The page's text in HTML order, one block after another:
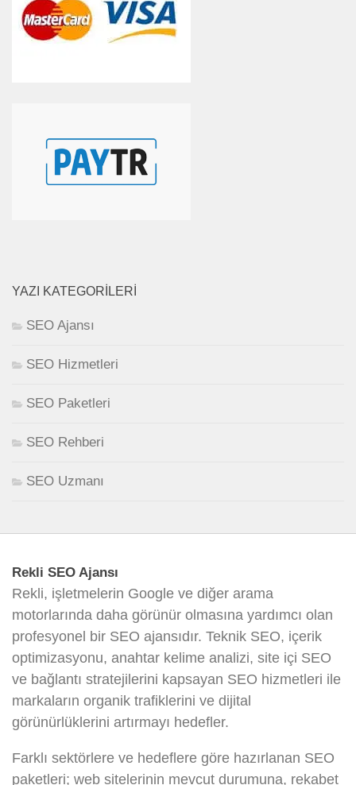
YAZI KATEGORILERI
SEO Ajansı
SEO Hizmetleri
SEO Paketleri
SEO Rehberi
SEO Uzmanı
Rekli SEO Ajansı
Rekli, işletmelerin Google ve diğer arama
motorlarında daha görünür olmasına yardımcı olan
profesyonel bir SEO ajansıdır. Teknik SEO, içerik
optimizasyonu, anahtar kelime analizi, site içi SEO
ve bağlantı stratejilerini kapsayan SEO hizmetleri ile
markaların organik trafiklerini ve dijital
görünürlüklerini artırmayı hedefler.
Farklı sektörlere ve hedeflere göre hazırlanan SEO
paketleri; web sitelerinin mevcut durumuna, rekabet